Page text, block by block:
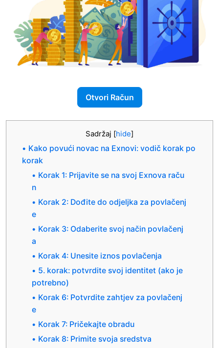
Otvori Račun
Sadržaj [hide]
Kako povući novac na Exnovi: vodič korak po
korak
Korak 1: Prijavite se na svoj Exnova raču
n
Korak 2: Dođite do odjeljka za povlačenj
e
Korak 3: Odaberite svoj način povlačenj
a
Korak 4: Unesite iznos povlačenja
5. korak: potvrdite svoj identitet (ako je
potrebno)
Korak 6: Potvrdite zahtjev za povlačenj
e
Korak 7: Pričekajte obradu
Korak 8: Primite svoja sredstva